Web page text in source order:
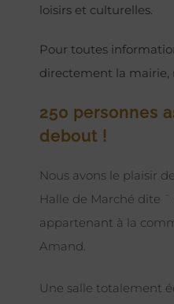
loisirs et culturelles.
Pour toutes
directement la mairie,
250 personnes
debout !
Nous avons le plaisir
Halle de Marché dite ¨
appartenant à la
Amand.
Une salle totalement